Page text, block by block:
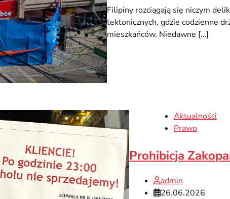
Filipiny rozciągają się niczym
tektonicznych, gdzie codzienne
mieszkańców. Niedawne […]
Aktualności
Prawo
Prohibicja
admin
26.06.2026